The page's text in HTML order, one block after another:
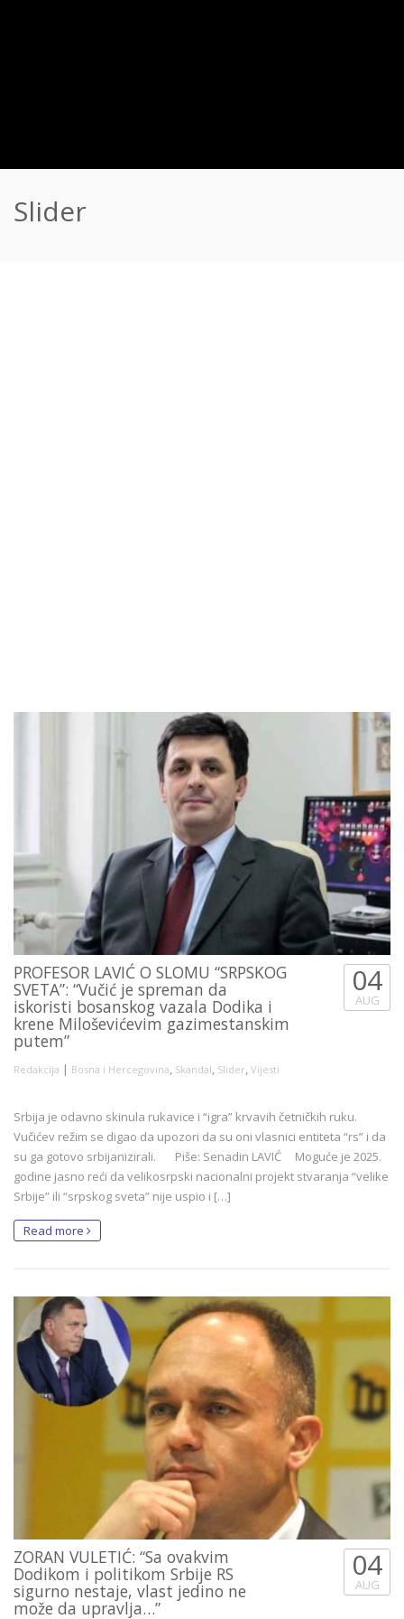
Slider
PROFESOR LAVIĆ O SLOMU “SRPSKOG
SVETA”: “Vučić je spreman da
iskoristi bosanskog vazala Dodika i
krene Miloševićevim gazimestanskim
putem”
Redakcija | Bosna i Hercegovina, Skandal, Slider, Vijesti
04
AUG
Srbija je odavno skinula rukavice i “igra” krvavih četničkih ruku.
Vučićev režim se digao da upozori da su oni vlasnici entiteta “rs” i da
su ga gotovo srbijanizirali. Piše: Senadin LAVIĆ Moguće je 2025.
godine jasno reći da velikosrpski nacionalni projekt stvaranja “velike
Srbije” ili “srpskog sveta” nije uspio i […]
Read more
ZORAN VULETIĆ: “Sa ovakvim
Dodikom i politikom Srbije RS
sigurno nestaje, vlast jedino ne
može da upravlja…”
04
AUG